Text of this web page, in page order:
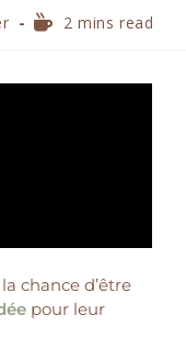
2 mins read
chance d’être
pour leur